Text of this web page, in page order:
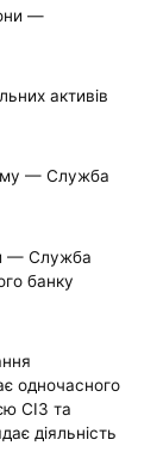
—
активів
— Служба
— Служба
банку
одночасного
СІЗ та
діяльність